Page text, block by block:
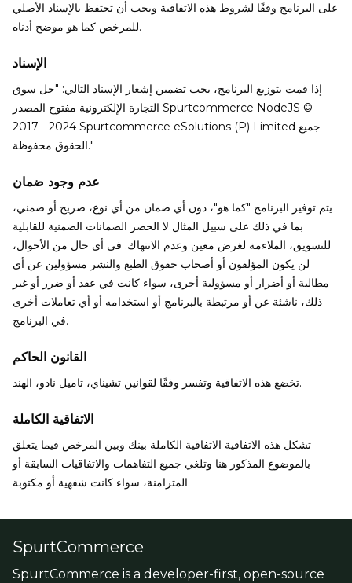
على البرنامج وفقًا لشروط هذه الاتفاقية ويجب أن تحتفظ بالإسناد الأصلي
للمرخص كما هو موضح أدناه.
الإسناد
إذا قمت بتوزيع البرنامج، يجب تضمين إشعار الإسناد التالي: "حل سوق
التجارة الإلكترونية مفتوح المصدر Spurtcommerce NodeJS ©
2017 - 2024 Spurtcommerce eSolutions (P) Limited جميع
الحقوق محفوظة."
عدم وجود ضمان
يتم توفير البرنامج "كما هو"، دون أي ضمان من أي نوع، صريح أو ضمني،
بما في ذلك على سبيل المثال لا الحصر الضمانات الضمنية للقابلية
للتسويق، الملاءمة لغرض معين وعدم الانتهاك. في أي حال من الأحوال،
لن يكون المؤلفون أو أصحاب حقوق الطبع والنشر مسؤولين عن أي
مطالبة أو أضرار أو مسؤولية أخرى، سواء كانت في عقد أو ضرر أو غير
ذلك، ناشئة عن أو مرتبطة بالبرنامج أو استخدامه أو أي تعاملات أخرى
في البرنامج.
القانون الحاكم
تخضع هذه الاتفاقية وتفسر وفقًا لقوانين تشيناي، تاميل نادو، الهند.
الاتفاقية الكاملة
تشكل هذه الاتفاقية الاتفاقية الكاملة بينك وبين المرخص فيما يتعلق
بالموضوع المذكور هنا وتلغي جميع التفاهمات والاتفاقيات السابقة أو
المتزامنة، سواء كانت شفهية أو مكتوبة.
SpurtCommerce
SpurtCommerce is a developer-first, open-source